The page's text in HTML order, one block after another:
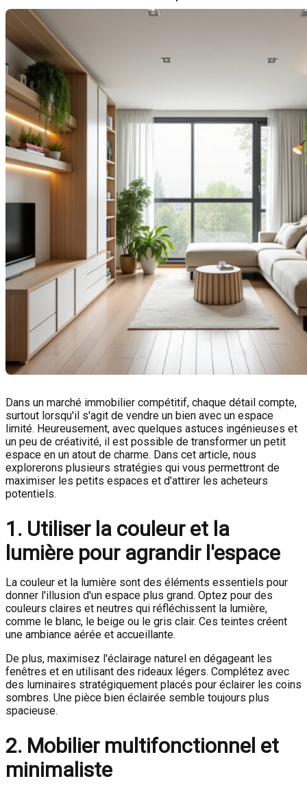
Dans un marché immobilier compétitif, chaque détail compte,
surtout lorsqu'il s'agit de vendre un bien avec un espace
limité. Heureusement, avec quelques astuces ingénieuses et
un peu de créativité, il est possible de transformer un petit
espace en un atout de charme. Dans cet article, nous
explorerons plusieurs stratégies qui vous permettront de
maximiser les petits espaces et d'attirer les acheteurs
potentiels.
1. Utiliser la couleur et la
lumière pour agrandir l'espace
La couleur et la lumière sont des éléments essentiels pour
donner l'illusion d'un espace plus grand. Optez pour des
couleurs claires et neutres qui réfléchissent la lumière,
comme le blanc, le beige ou le gris clair. Ces teintes créent
une ambiance aérée et accueillante.
De plus, maximisez l'éclairage naturel en dégageant les
fenêtres et en utilisant des rideaux légers. Complétez avec
des luminaires stratégiquement placés pour éclairer les coins
sombres. Une pièce bien éclairée semble toujours plus
spacieuse.
2. Mobilier multifonctionnel et
minimaliste